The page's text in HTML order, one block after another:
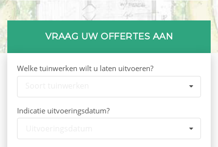
VRAAG UW OFFERTES AAN
Welke tuinwerken wilt u laten uitvoeren?
Indicatie uitvoeringsdatum?